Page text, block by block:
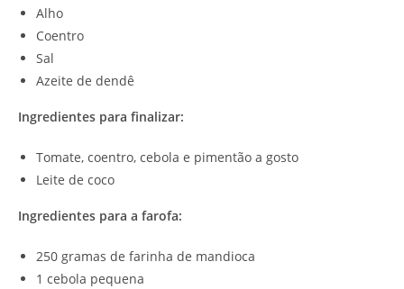
Alho
Coentro
Sal
Azeite de dendê
Ingredientes para finalizar:
Tomate, coentro, cebola e pimentão a gosto
Leite de coco
Ingredientes para a farofa:
250 gramas de farinha de mandioca
1 cebola pequena